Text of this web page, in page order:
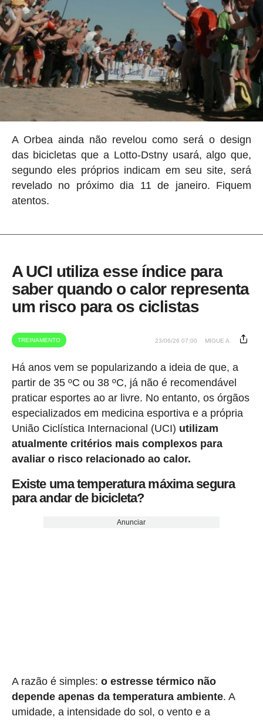
A Orbea ainda não revelou como será o design
das bicicletas que a Lotto-Dstny usará, algo que,
segundo eles próprios indicam em seu site, será
revelado no próximo dia 11 de janeiro. Fiquem
atentos.
A UCI utiliza esse índice para
saber quando o calor representa
um risco para os ciclistas
TREINAMENTO 23/06/26 07:00 MIGUE A.
Há anos vem se popularizando a ideia de que, a
partir de 35 ºC ou 38 ºC, já não é recomendável
praticar esportes ao ar livre. No entanto, os órgãos
especializados em medicina esportiva e a própria
União Ciclística Internacional (UCI) utilizam
atualmente critérios mais complexos para
avaliar o risco relacionado ao calor.
Existe uma temperatura máxima segura
para andar de bicicleta?
Anunciar
A razão é simples: o estresse térmico não
depende apenas da temperatura ambiente. A
umidade, a intensidade do sol, o vento e a